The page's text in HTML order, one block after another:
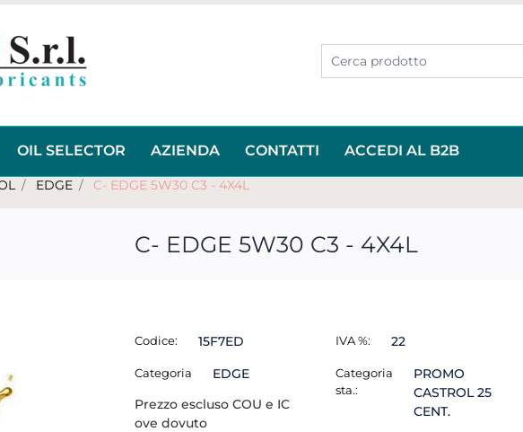
OIL SELECTOR AZIENDA CONTATTI ACCEDI AL B2B
EDGE C- EDGE 5W30 C3 - 4X4L
C- EDGE 5W30 C3 - 4X4L
Codice: 15F7ED
Categoria
EDGE
Prezzo escluso COU e IC
ove dovuto
IVA %: 22
Categoria
sta.:
PROMO
CASTROL 25
CENT.